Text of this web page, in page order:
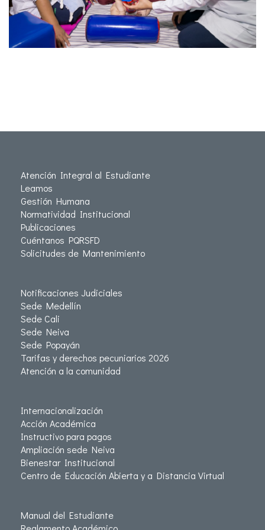
Atención Integral al Estudiante
Leamos
Gestión Humana
Normatividad Institucional
Publicaciones
Cuéntanos PQRSFD
Solicitudes de Mantenimiento
Notificaciones Judiciales
Sede Medellín
Sede Cali
Sede Neiva
Sede Popayán
Tarifas y derechos pecuniarios 2026
Atención a la comunidad
Internacionalización
Acción Académica
Instructivo para pagos
Ampliación sede Neiva
Bienestar Institucional
Centro de Educación Abierta y a Distancia Virtual
Manual del Estudiante